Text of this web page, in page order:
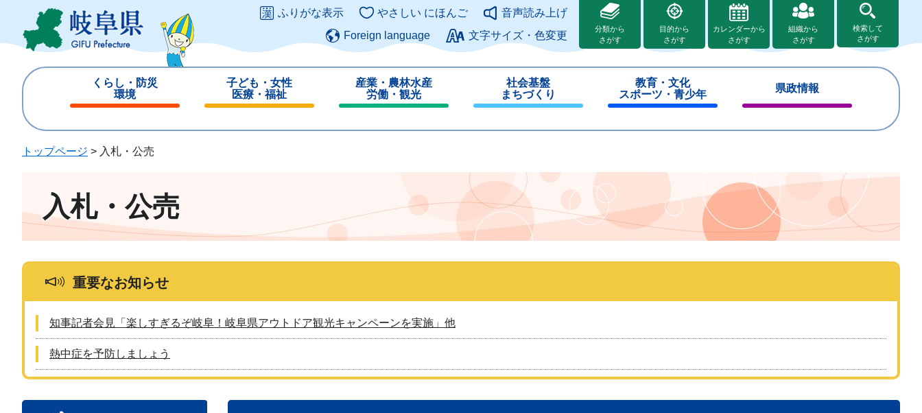
ジ
ュ
このページの本文へ
ふりがな表示 やさしい にほんご
音声読み上げ
Foreign language
文字サイズ・色変更
分類から
さがす
目的から
さがす
カレンダーから
さがす
組織から
さがす
検索して
さがす
くらし・防災
環境
じ
子ども・女性
医療・福祉
じ
産業・農林水産
労働・観光
じ
社会基盤
まちづくり
じ
教育・文化
スポーツ・青少年
じ
県政情報
じ
トップページ > 入札・公売
入札・公売
重要なお知らせ
知事記者会見「楽しすぎるぞ岐阜！岐阜県アウトドア観光キャンペーンを実施」他
熱中症を予防しましょう